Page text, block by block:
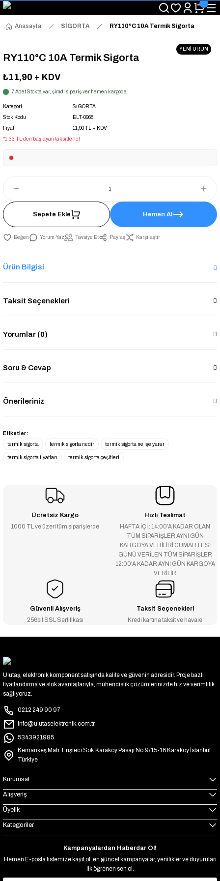
"Saat 14:00'a Kadar Verilen Siparişlerde Aynı Gün Kargo Avantajı!
"Binlerce Ürün Çeşitliliği ile Stoktan Hemen Teslim."
"Toptan Fiyatına Perakende Satış Avantajını Kaçırmayın!"
Anasayfa SİGORTA RY110°C 10A Termik Sigorta
YENİ ÜRÜN
RY110°C 10A Termik Sigorta
₺11,90 + KDV
7 Adet Stokta var, şimdi sipariş ver hemen kargoda
Kategori
SİGORTA
Stok Kodu
ELT-0968
Fiyat
11,90 TL + KDV
*1,33 TL den başlayan taksitlerle!
Sepete Ekle Hemen Al
Yorum Yaz Tavsiye Et Paylaş Karşılaştır
Ürün Bilgisi
Taksit Seçenekleri
Yorumlar (0)
Soru & Cevap
Önerileriniz
Etiketler :
termik sigorta
termik sigorta nedir termik sigorta ne işe yarar
termik sigorta fiyatları termik sigorta çeşitleri
Ücretsiz Kargo
1000 TL ve üzeri tüm siparişlerde
Hızlı Teslimat
HAFTA İÇİ : 14:00’A KADAR OLAN
TÜM SİPARİŞLER AYNI GÜN
KARGOYA VERİLİRİ CUMARTESİ
GÜNÜ VERİLEN TÜM SİPARİŞLER
12:00'A KADAR AYNI GÜN KARGOYA
VERİLİR
Güvenli Alışveriş
256bit SSL Sertifikası
Taksit Seçenekleri
Kredi kartına taksit ve havale
Ulutaş, elektronik komponent satışında kalite ve güvenin adresidir. Proje bazlı
fiyatlandırma ve stok avantajlarıyla, mühendislik çözümlerinizde hız ve verimlilik
sağlıyoruz.
0212 249 90 97
info@ulutaselektronik.com.tr
5343921985
Kemankeş Mah. Erişteci Sok.Karaköy Pasajı No:9/15-16 Karaköy İstanbul
Türkiye
Kurumsal
Alışveriş
Üyelik
Kategoriler
Kampanyalardan Haberdar Ol!
Hemen E-posta listemize kayıt ol, en güncel kampanyalar, yenilikler ve duyuruları
ilk öğrenen sen ol.